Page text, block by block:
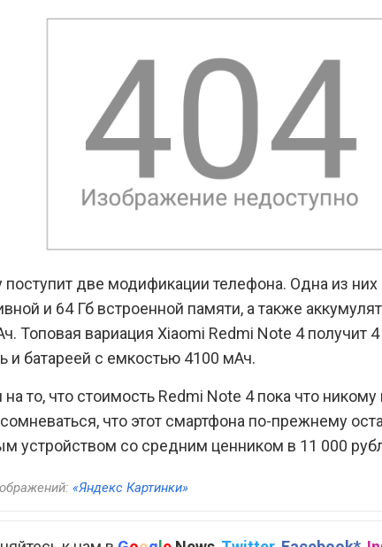
две модификации телефона. Одна из них
и 64 Гб встроенной памяти, а также
Топовая вариация Xiaomi Redmi Note 4 получит
и батареей с емкостью 4100 мАч.
то, что стоимость Redmi Note 4 пока что никому
что этот смартфона по-прежнему
устройством со средним ценником в 11 000
«Яндекс Картинки»